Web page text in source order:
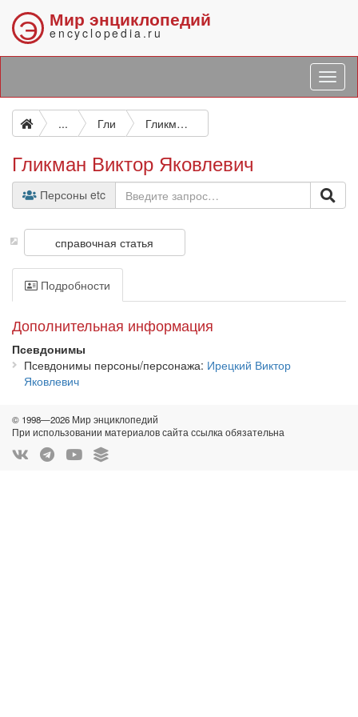
Э Мир энциклопедий
encyclopedia.ru
... Гли Гликман Виктор Яковлевич
Гликман Виктор Яковлевич
Персоны etc
справочная статья
Подробности
Дополнительная информация
Псевдонимы
Псевдонимы персоны/персонажа Ирецкий Виктор
Яковлевич
© 1998—2026 Мир энциклопедий
При использовании материалов сайта ссылка обязательна